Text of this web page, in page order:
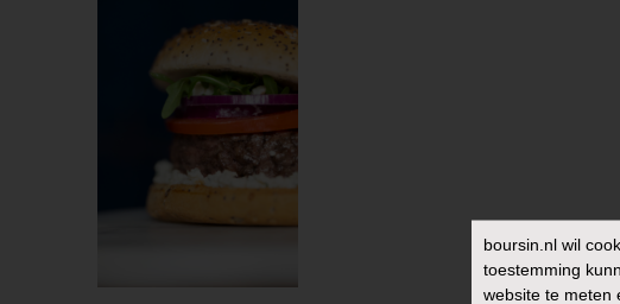
boursin.nl wil
toestemming
website te meten